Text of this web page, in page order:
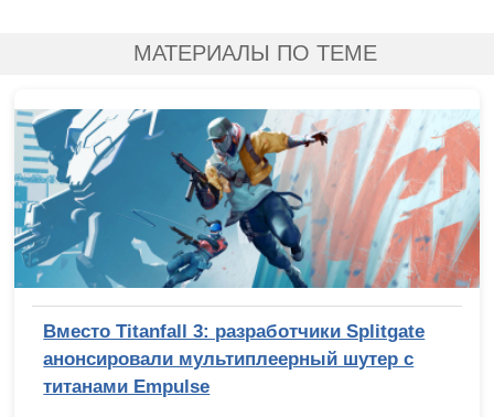
МАТЕРИАЛЫ ПО ТЕМЕ
Вместо Titanfall 3: разработчики Splitgate
анонсировали мультиплеерный шутер с
титанами Empulse